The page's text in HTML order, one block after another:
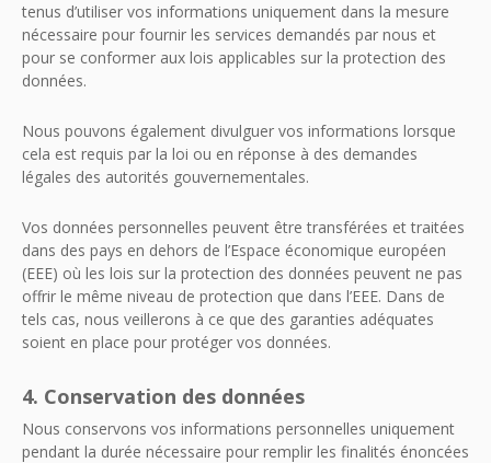
tenus d’utiliser vos informations uniquement dans la mesure
nécessaire pour fournir les services demandés par nous et
pour se conformer aux lois applicables sur la protection des
données.
Nous pouvons également divulguer vos informations lorsque
cela est requis par la loi ou en réponse à des demandes
légales des autorités gouvernementales.
Vos données personnelles peuvent être transférées et traitées
dans des pays en dehors de l’Espace économique européen
(EEE) où les lois sur la protection des données peuvent ne pas
offrir le même niveau de protection que dans l’EEE. Dans de
tels cas, nous veillerons à ce que des garanties adéquates
soient en place pour protéger vos données.
4. Conservation des données
Nous conservons vos informations personnelles uniquement
pendant la durée nécessaire pour remplir les finalités énoncées